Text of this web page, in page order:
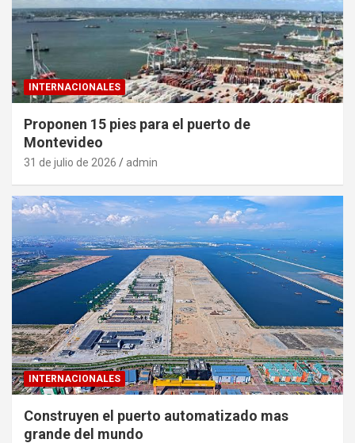
INTERNACIONALES
Proponen 15 pies para el puerto de
Montevideo
31 de julio de 2026 admin
INTERNACIONALES
Construyen el puerto automatizado mas
grande del mundo